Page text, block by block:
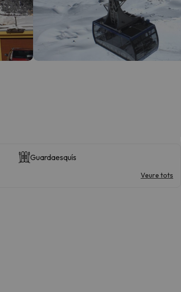
Guardaesquís
Veure tots